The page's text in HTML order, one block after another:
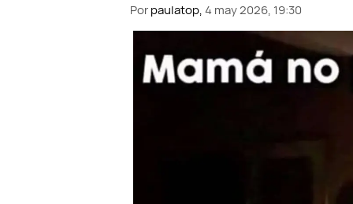
Porpaulatop,4 may 2026, 19:30